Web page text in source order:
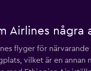
Airlines
flyger för
vilket är en annan